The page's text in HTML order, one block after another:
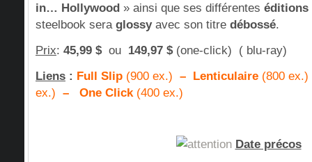
in… Hollywood » ainsi que ses différentes éditions
steelbook sera glossyavec son titre débossé.
Prix: 45,99 $ ou 149,97 $ (one-click) ( blu-ray)
Liens : Full Slip (900 ex.) – Lenticulaire (800 ex.)
ex.) – One Click(400 ex.)
Date précos